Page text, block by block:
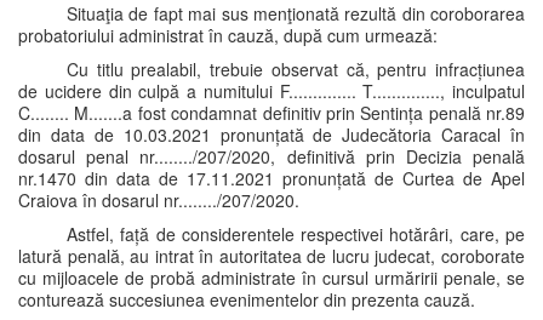
Situaţia de fapt mai sus menţionată rezultă din coroborarea
probatoriului administrat în cauză, după cum urmează:
Cu titlu prealabil, trebuie observat că, pentru infracțiunea
de ucidere din culpă a numitului F.............. T.............., inculpatul
C........ M.......a fost condamnat definitiv prin Sentința penală nr.89
din data de 10.03.2021 pronunțată de Judecătoria Caracal în
dosarul penal nr......../207/2020, definitivă prin Decizia penală
nr.1470 din data de 17.11.2021 pronunțată de Curtea de Apel
Craiova în dosarul nr......../207/2020.
Astfel, față de considerentele respectivei hotărâri, care, pe
latură penală, au intrat în autoritatea de lucru judecat, coroborate
cu mijloacele de probă administrate în cursul urmăririi penale, se
conturează succesiunea evenimentelor din prezenta cauză.